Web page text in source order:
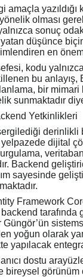
yazıldığı
olması
sonuç
düşünce
en
kodu
bu
bir mimari
sunmaktadır
Yetkinlikleri
dijital
Backend
sayesinde
Framework
yoğun olarak
yapılacak
dostu
bireysel